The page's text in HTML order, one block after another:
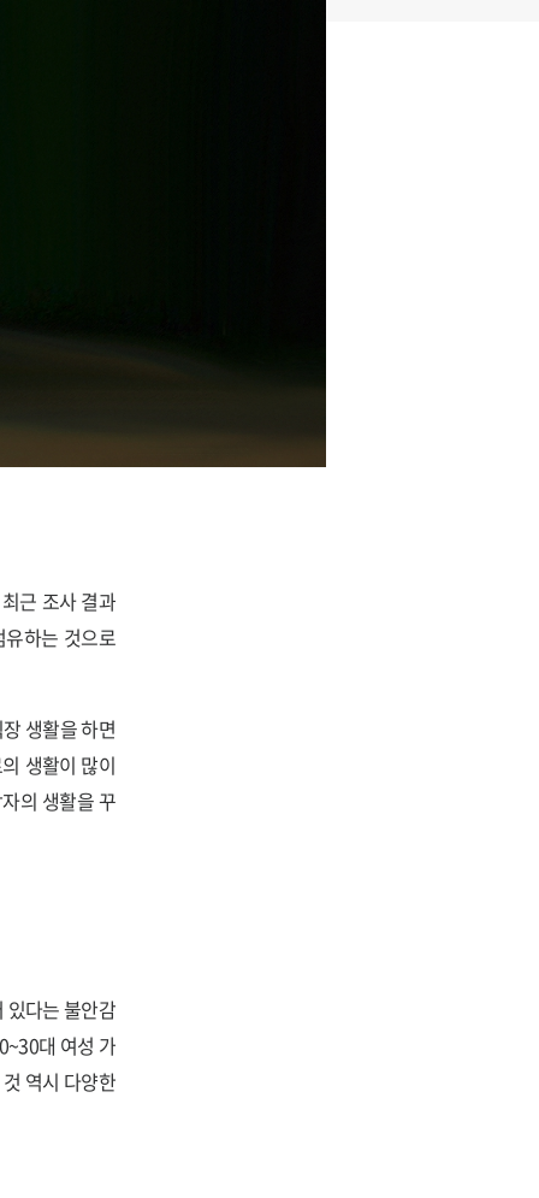
근 조사 결과
하는 것으로
생활을 하면
생활이 많이
의 생활을 꾸
있다는 불안감
대 여성 가
역시 다양한